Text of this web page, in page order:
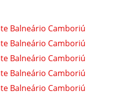
Balneário Camboriú
Balneário Camboriú
Balneário Camboriú
Balneário Camboriú
Balneário Camboriú